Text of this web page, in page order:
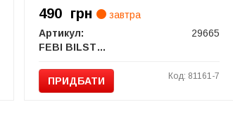
490 грн
завтра
Артикул:
29665
FEBI BILSTEIN
ПРИДБАТИ Код: 81161-7